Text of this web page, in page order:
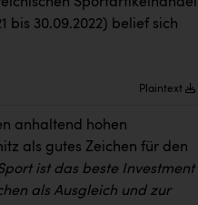
bis 30.09.2022) belief sich
Plaintext
anhaltend hohen
als gutes Zeichen für den
ist das beste Investment
als Ausgleich und zur